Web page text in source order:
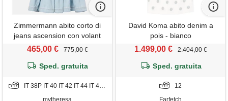
Zimmermann abito corto di
jeans ascension con volant
465,00 € 775,00 €
Sped. gratuita
IT 38P IT 40 IT 42 IT 44 IT 46 IT 48
mytheresa
David Koma abito denim a
pois - bianco
1.499,00 € 2.404,00 €
Sped. gratuita
12
Farfetch